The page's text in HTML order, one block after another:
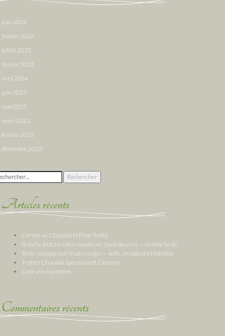
juin 2026
février 2026
juillet 2025
février 2025
avril 2024
juin 2023
mai 2023
mars 2023
février 2023
décembre 2022
:
Articles récents
Crème au Chocolat et Fève Tonka
Brioche Butchy ultra moelleuse (sans beurre) — recette facile
Tarte rustique aux fruits rouges — belle, simple et irrésistible
Truffes Chocolat Spéculoos et Caramel
Cake aux Noisettes
Commentaires récents